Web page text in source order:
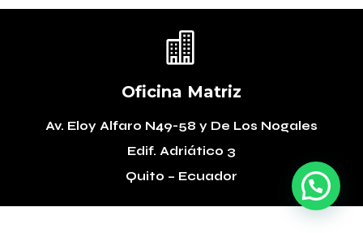

Oficina Matriz
Av. Eloy Alfaro N49-58 y De Los Nogales
Edif. Adriático 3
Quito – Ecuador